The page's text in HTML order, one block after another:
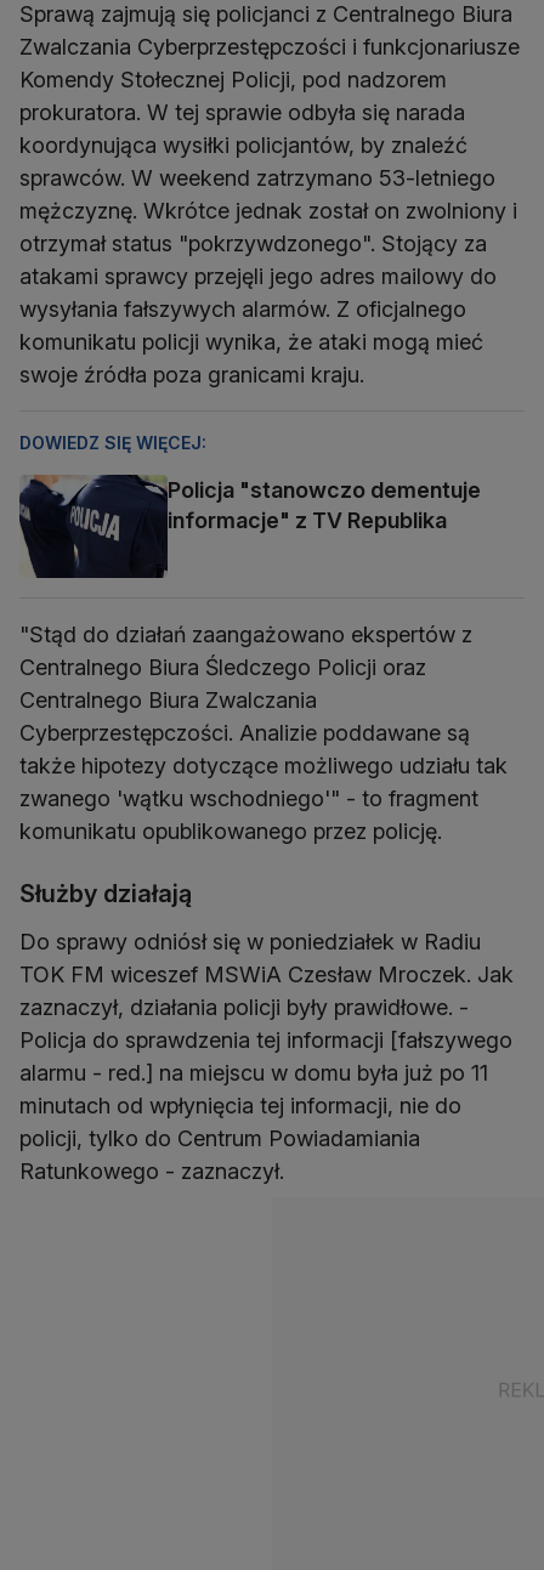
Sprawą zajmują się policjanci z Centralnego Biura
Zwalczania Cyberprzestępczości i funkcjonariusze
Komendy Stołecznej Policji, pod nadzorem
prokuratora. W tej sprawie odbyła się narada
koordynująca wysiłki policjantów, by znaleźć
sprawców. W weekend zatrzymano 53-letniego
mężczyznę. Wkrótce jednak został on zwolniony i
otrzymał status "pokrzywdzonego". Stojący za
atakami sprawcy przejęli jego adres mailowy do
wysyłania fałszywych alarmów. Z oficjalnego
komunikatu policji wynika, że ataki mogą mieć
swoje źródła poza granicami kraju.
DOWIEDZ SIĘ WIĘCEJ:
Policja "stanowczo dementuje
informacje" z TV Republika
"Stąd do działań zaangażowano ekspertów z
Centralnego Biura Śledczego Policji oraz
Centralnego Biura Zwalczania
Cyberprzestępczości. Analizie poddawane są
także hipotezy dotyczące możliwego udziału tak
zwanego 'wątku wschodniego'" - to fragment
komunikatu opublikowanego przez policję.
Służby działają
Do sprawy odniósł się w poniedziałek w Radiu
TOK FM wiceszef MSWiA Czesław Mroczek. Jak
zaznaczył, działania policji były prawidłowe. -
Policja do sprawdzenia tej informacji [fałszywego
alarmu - red.] na miejscu w domu była już po 11
minutach od wpłynięcia tej informacji, nie do
policji, tylko do Centrum Powiadamiania
Ratunkowego - zaznaczył.